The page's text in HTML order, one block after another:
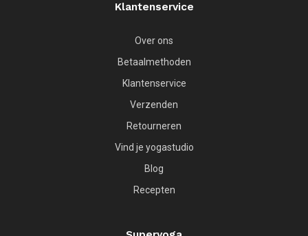
Klantenservice
Over ons
Betaalmethoden
Klantenservice
Verzenden
Retourneren
Vind je yogastudio
Blog
Recepten